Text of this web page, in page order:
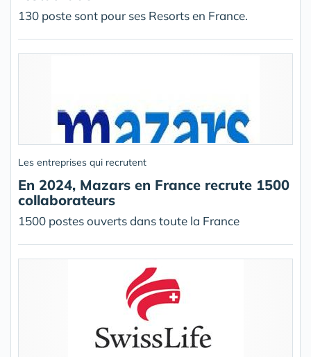
130 poste sont pour ses Resorts en France.
Les entreprises qui recrutent
En 2024, Mazars en France recrute 1500
collaborateurs
1500 postes ouverts dans toute la France